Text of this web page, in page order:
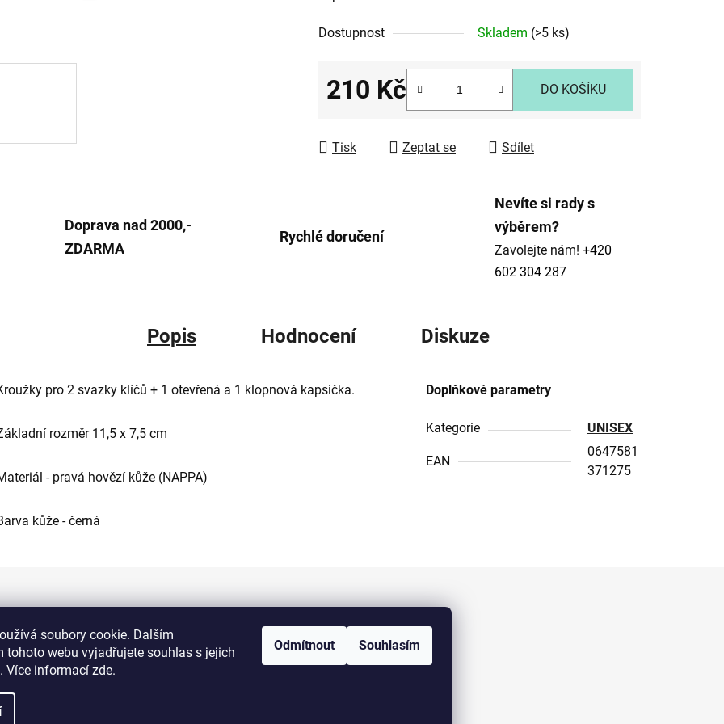
soubory cookie. Dalším
tohoto webu vyjadřujete souhlas s jejich
Více informací zde.
Odmítnout Souhlasím
z
hvězdiček.
Dostupnost Skladem (>5 ks)
210 Kč DO KOŠÍKU
Tisk Zeptat se Sdílet
Doprava nad 2000,-
ZDARMA
Rychlé doručení
Nevíte si rady s
výběrem?
Zavolejte nám! +420
602 304 287
Popis Hodnocení Diskuze
pro 2 svazky klíčů + 1 otevřená a 1 klopnová kapsička.
rozměr 11,5 x 7,5 cm
- pravá hovězí kůže (NAPPA)
kůže - černá
Doplňkové parametry
Kategorie UNISEX
EAN
0647581
371275
Informace pro vás
Kontakty
Facebook